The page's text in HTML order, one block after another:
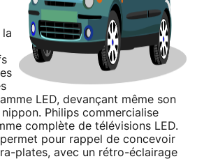
la
LED, devançant même son
Philips commercialise
complète de télévisions LED.
pour rappel de concevoir
plates, avec un rétro-éclairage